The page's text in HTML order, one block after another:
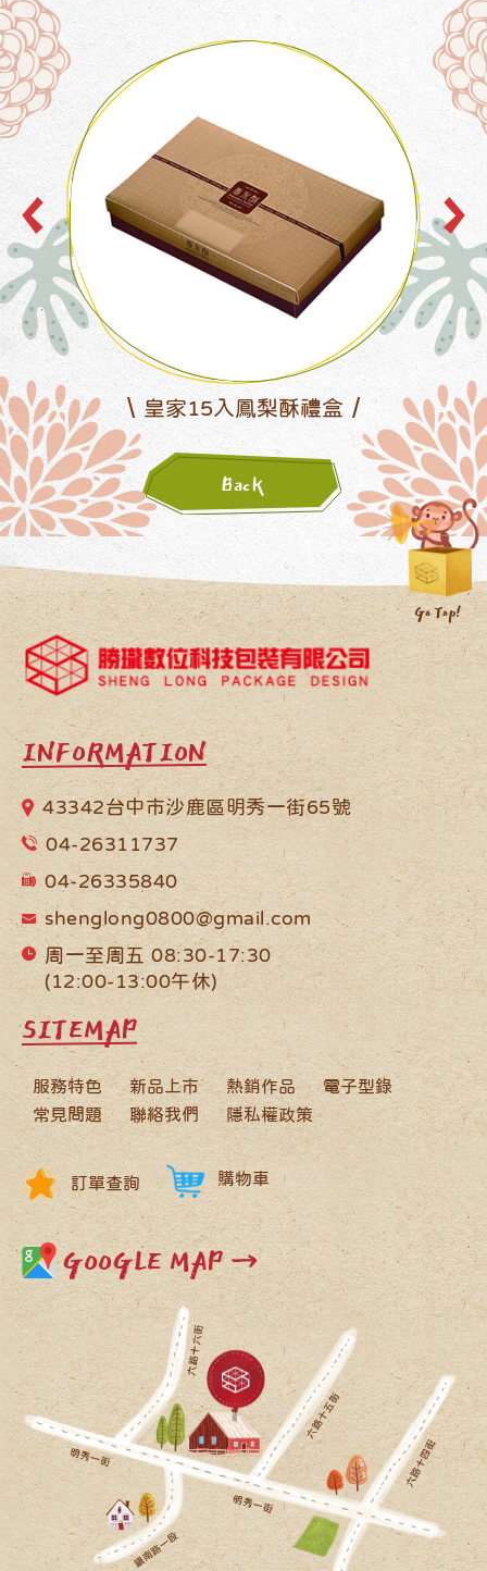
皇家15入鳳梨酥禮盒
Back
INFORMATION
43342台中市沙鹿區明秀一街65號
04-26311737
04-26335840
shenglong0800@gmail.com
周一至周五 08:30-17:30
(12:00-13:00午休)
SITEMAP
服務特色 新品上市 熱銷作品
電子型錄
常見問題
聯絡我們 隱私權政策
訂單查詢 購物車
GOOGLE MAP →